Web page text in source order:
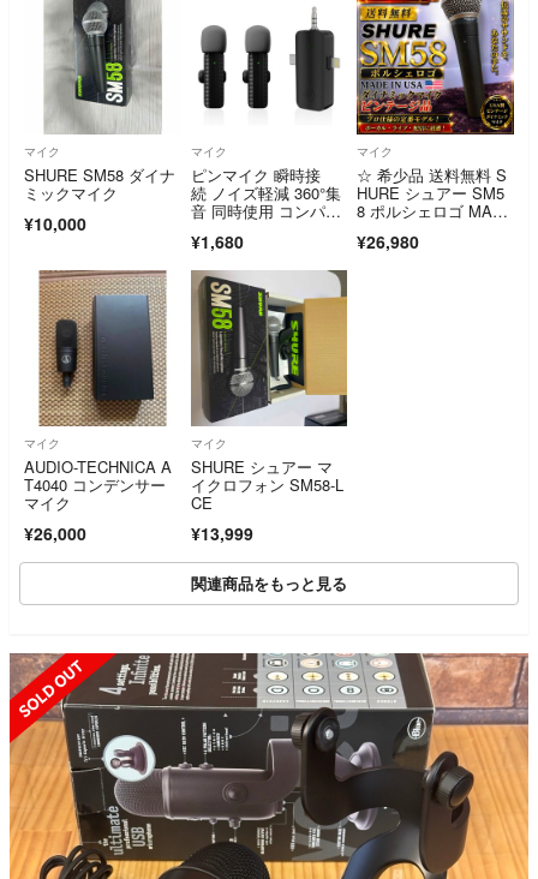
マイク
SHURE SM58 ダイナ
ミックマイク
¥10,000
マイク
ピンマイク 瞬時接
続 ノイズ軽減 360°集
音 同時使用 コンパク
¥1,680
マイク
☆ 希少品 送料無料 S
HURE シュアー SM5
8 ポルシェロゴ MAD
クマイク ビンテージ
¥26,980
マイク
AUDIO-TECHNICA A
T4040 コンデンサー
マイク
¥26,000
マイク
SHURE シュアー マ
イクロフォン SM58-L
CE
¥13,999
関連商品をもっと見る
SOLD OUT